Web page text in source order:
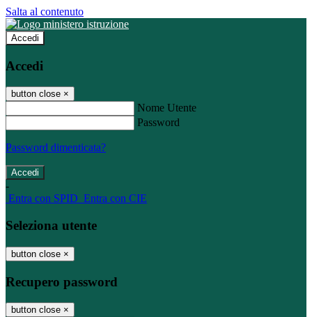
Salta al contenuto
Accedi
Accedi
button close ×
Nome Utente
Password
Password dimenticata?
-
Entra con SPID Entra con CIE
Seleziona utente
button close ×
Recupero password
button close ×